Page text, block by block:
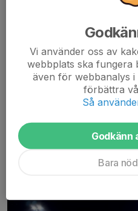
Serieseger!
Det blåste och regnade i
säsongen skulle spelas. En
var på segerfest och spelade
Slutresultatet 2-2 känns rättvis...
Läs mer
Avancemang till
Vi använder oss av
webbplats ska fungera
även för webbanalys
förbättra
Så
Godkänn
Bara